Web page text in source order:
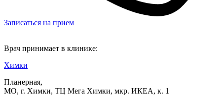
Записаться на прием
Врач принимает в клинике:
Химки
Планерная,
МО, г. Химки, ТЦ Мега Химки, мкр. ИКЕА, к. 1